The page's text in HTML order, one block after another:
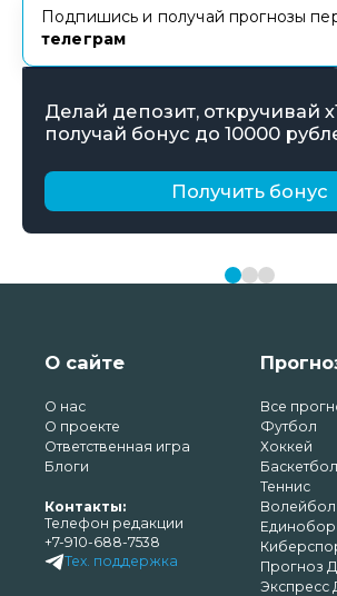
Подпишись и получай прогнозы
телеграм
Делай депозит, откручивай
получай бонус до 10000
Получить бонус
О сайте
О нас
О проекте
Ответственная игра
Блоги
Контакты:
Телефон редакции
+7-910-688-7538
Тех. поддержка
Все
Футбол
Хоккей
Баскетбол
Теннис
Волейбол
Прогноз
Экспресс